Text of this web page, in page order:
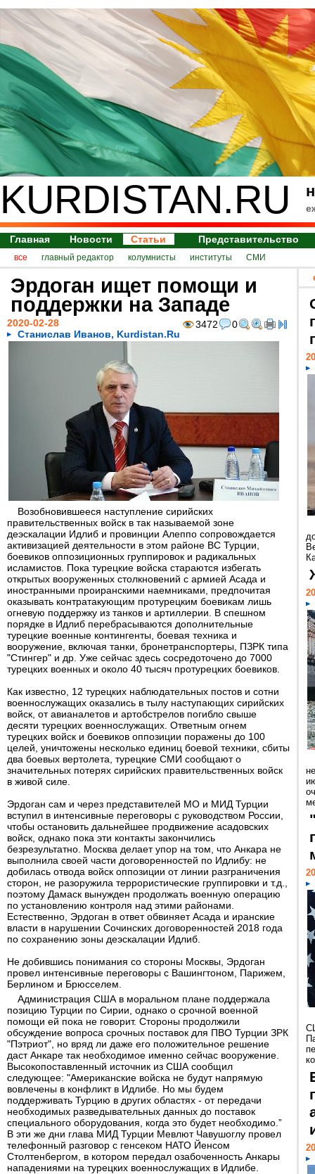
KURDISTAN.RU
Главная Новости Статьи Представительство
все главный редактор колумнисты институты СМИ
Эрдоган ищет помощи и
поддержки на Западе
3472 0
2020-02-28
Станислав Иванов, Kurdistan.Ru
Возобновившееся наступление сирийских
правительственных войск в так называемой зоне
деэскалации Идлиб и провинции Алеппо сопровождается
активизацией деятельности в этом районе ВС Турции,
боевиков оппозиционных группировок и радикальных
исламистов. Пока турецкие войска стараются избегать
открытых вооруженных столкновений с армией Асада и
иностранными проиранскими наемниками, предпочитая
оказывать контратакующим протурецким боевикам лишь
огневую поддержку из танков и артиллерии. В спешном
порядке в Идлиб перебрасываются дополнительные
турецкие военные контингенты, боевая техника и
вооружение, включая танки, бронетранспортеры, ПЗРК типа
"Стингер" и др. Уже сейчас здесь сосредоточено до 7000
турецких военных и около 40 тысяч протурецких боевиков.
Как известно, 12 турецких наблюдательных постов и сотни
военнослужащих оказались в тылу наступающих сирийских
войск, от авианалетов и артобстрелов погибло свыше
десяти турецких военнослужащих. Ответным огнем
турецких войск и боевиков оппозиции поражены до 100
целей, уничтожены несколько единиц боевой техники, сбиты
два боевых вертолета, турецкие СМИ сообщают о
значительных потерях сирийских правительственных войск
в живой силе.
Эрдоган сам и через представителей МО и МИД Турции
вступил в интенсивные переговоры с руководством России,
чтобы остановить дальнейшее продвижение асадовских
войск, однако пока эти контакты закончились
безрезультатно. Москва делает упор на том, что Анкара не
выполнила своей части договоренностей по Идлибу: не
добилась отвода войск оппозиции от линии разграничения
сторон, не разоружила террористические группировки и т.д.,
поэтому Дамаск вынужден продолжать военную операцию
по установлению контроля над этими районами.
Естественно, Эрдоган в ответ обвиняет Асада и иранские
власти в нарушении Сочинских договоренностей 2018 года
по сохранению зоны деэскалации Идлиб.
Не добившись понимания со стороны Москвы, Эрдоган
провел интенсивные переговоры с Вашингтоном, Парижем,
Берлином и Брюсселем.
Администрация США в моральном плане поддержала
позицию Турции по Сирии, однако о срочной военной
помощи ей пока не говорит. Стороны продолжили
обсуждение вопроса срочных поставок для ПВО Турции ЗРК
"Пэтриот", но вряд ли даже его положительное решение
даст Анкаре так необходимое именно сейчас вооружение.
Высокопоставленный источник из США сообщил
следующее: "Американские войска не будут напрямую
вовлечены в конфликт в Идлибе. Но мы будем
поддерживать Турцию в других областях - от передачи
необходимых разведывательных данных до поставок
специального оборудования, когда это будет необходимо.”
В эти же дни глава МИД Турции Мевлют Чавушоглу провел
телефонный разговор с генсеком НАТО Йенсом
Столтенбергом, в котором передал озабоченность Анкары
нападениями на турецких военнослужащих в Идлибе.